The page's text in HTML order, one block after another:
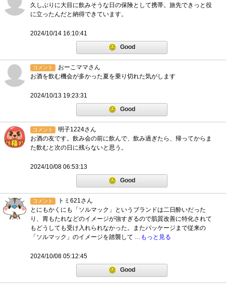
久しぶりに大目に飲みそうな日の保険として携帯。旅先できっと役
に立ったんだと納得できています。
2024/10/14 16:10:41
Good
コメント
おーこママさん
お酒を飲む機会が多かった夏を乗り切れた気がします
2024/10/13 19:23:31
Good
コメント
明子1224さん
お酒の友です。飲み会の前に飲んで、飲み過ぎたら、帰ってからま
た飲むと次の日に残らないと思う。
2024/10/08 06:53:13
Good
コメント
トミ621さん
とにもかくにも「ソルマック」というブランドは二日酔いだった
り、胃もたれなどのイメージが強すぎるので肌質改善に特化されて
もどうしても受け入れられなかった。またパッケージまで従来の
「ソルマック」のイメージを踏襲して …もっと見る
2024/10/08 05:12:45
Good